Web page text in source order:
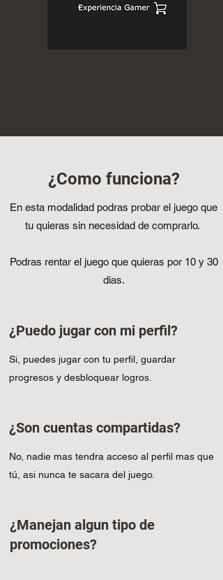
¿Como funciona?
En esta modalidad podras probar el juego que
tu quieras sin necesidad de comprarlo.
Podras rentar el juego que quieras por 10 y 30
dias.
¿Puedo jugar con mi perfil?
Si, puedes jugar con tu perfil, guardar
progresos y desbloquear logros.
¿Son cuentas compartidas?
No, nadie mas tendra acceso al perfil mas que
tú, asi nunca te sacara del juego.
¿Manejan algun tipo de
promociones?